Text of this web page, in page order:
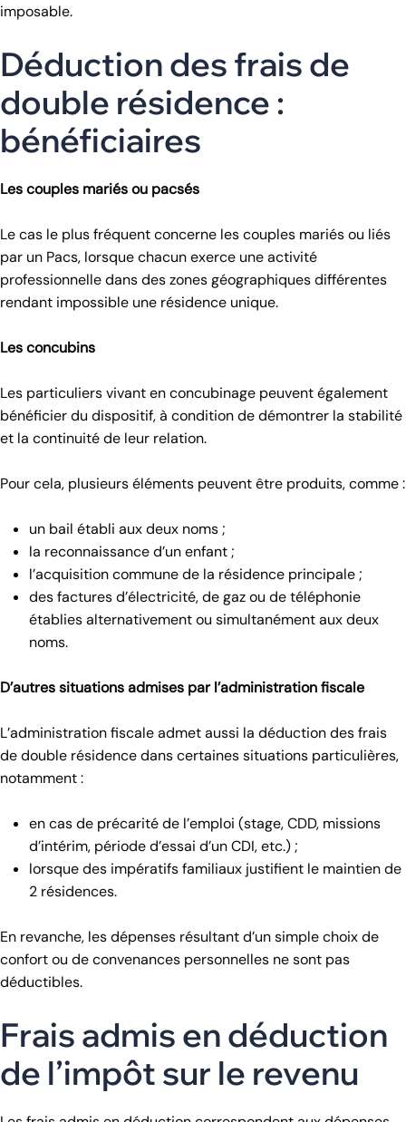
imposable.
Déduction des frais de
double résidence :
bénéficiaires
Les couples mariés ou pacsés
Le cas le plus fréquent concerne les couples mariés ou liés
par un Pacs, lorsque chacun exerce une activité
professionnelle dans des zones géographiques différentes
rendant impossible une résidence unique.
Les concubins
Les particuliers vivant en concubinage peuvent également
bénéficier du dispositif, à condition de démontrer la stabilité
et la continuité de leur relation.
Pour cela, plusieurs éléments peuvent être produits, comme :
un bail établi aux deux noms ;
la reconnaissance d’un enfant ;
l’acquisition commune de la résidence principale ;
des factures d’électricité, de gaz ou de téléphonie
établies alternativement ou simultanément aux deux
noms.
D’autres situations admises par l’administration fiscale
L’administration fiscale admet aussi la déduction des frais
de double résidence dans certaines situations particulières,
notamment :
en cas de précarité de l’emploi (stage, CDD, missions
d’intérim, période d’essai d’un CDI, etc.) ;
lorsque des impératifs familiaux justifient le maintien de
2 résidences.
En revanche, les dépenses résultant d’un simple choix de
confort ou de convenances personnelles ne sont pas
déductibles.
Frais admis en déduction
de l’impôt sur le revenu